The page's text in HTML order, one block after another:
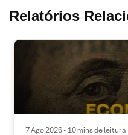
Relatórios
7 Ago 2026 • 10 mins de leitura